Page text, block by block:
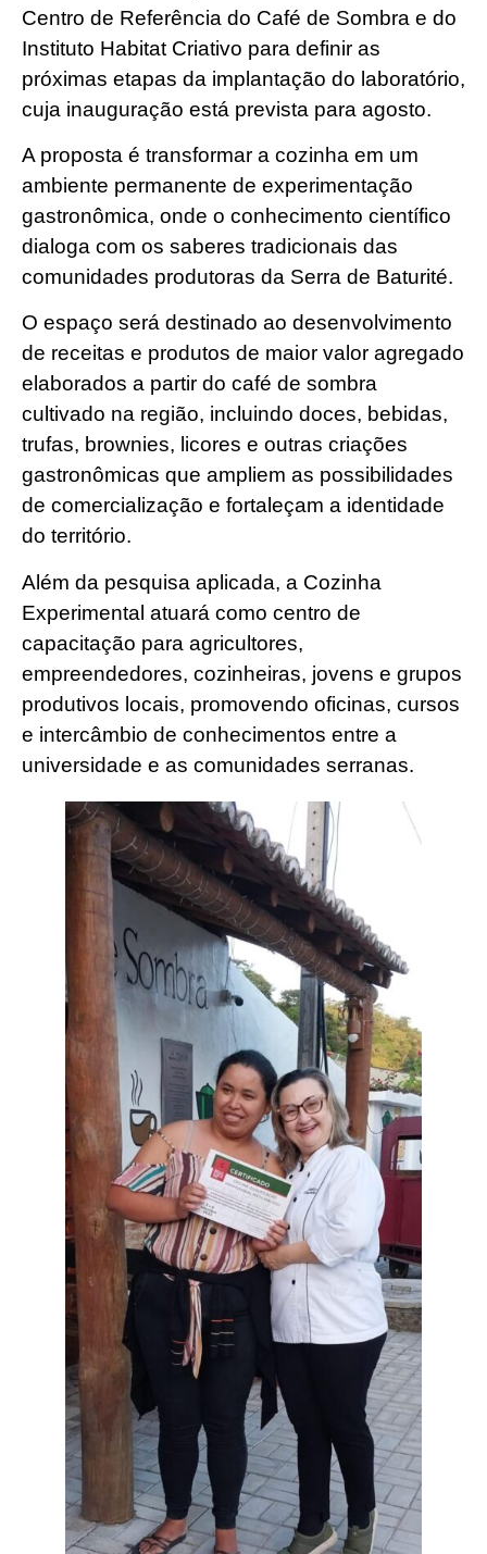
Centro de Referência do Café de Sombra e do
Instituto Habitat Criativo para definir as
próximas etapas da implantação do laboratório,
cuja inauguração está prevista para agosto.
A proposta é transformar a cozinha em um
ambiente permanente de experimentação
gastronômica, onde o conhecimento científico
dialoga com os saberes tradicionais das
comunidades produtoras da Serra de Baturité.
O espaço será destinado ao desenvolvimento
de receitas e produtos de maior valor agregado
elaborados a partir do café de sombra
cultivado na região, incluindo doces, bebidas,
trufas, brownies, licores e outras criações
gastronômicas que ampliem as possibilidades
de comercialização e fortaleçam a identidade
do território.
Além da pesquisa aplicada, a Cozinha
Experimental atuará como centro de
capacitação para agricultores,
empreendedores, cozinheiras, jovens e grupos
produtivos locais, promovendo oficinas, cursos
e intercâmbio de conhecimentos entre a
universidade e as comunidades serranas.